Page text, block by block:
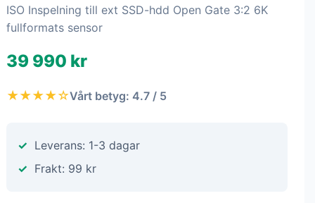
ISO Inspelning till ext SSD-hdd Open Gate 3:2 6K
fullformats sensor
39 990 kr
★★★★☆Vårt betyg: 4.7 / 5
Leverans: 1-3 dagar
Frakt: 99 kr